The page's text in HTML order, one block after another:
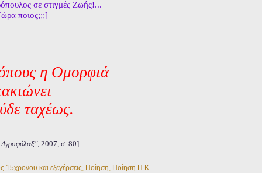
σε στιγμές Ζωής!...
ποιος;;;]
η Ομορφιά
ταχέως.
2007, σ. 80]
15χρονου και εξεγέρσεις, Ποίηση, Ποίηση Π.Κ.